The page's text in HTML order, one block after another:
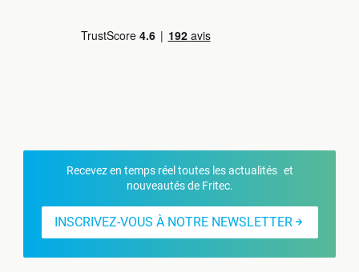
Recevez en temps réel toutes les actualités et
nouveautés de Fritec.
INSCRIVEZ-VOUS À NOTRE NEWSLETTER